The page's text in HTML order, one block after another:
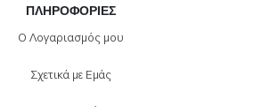
ΠΛΗΡΟΦΟΡΊΕΣ
Ο Λογαριασμός μου
Σχετικά με Εμάς